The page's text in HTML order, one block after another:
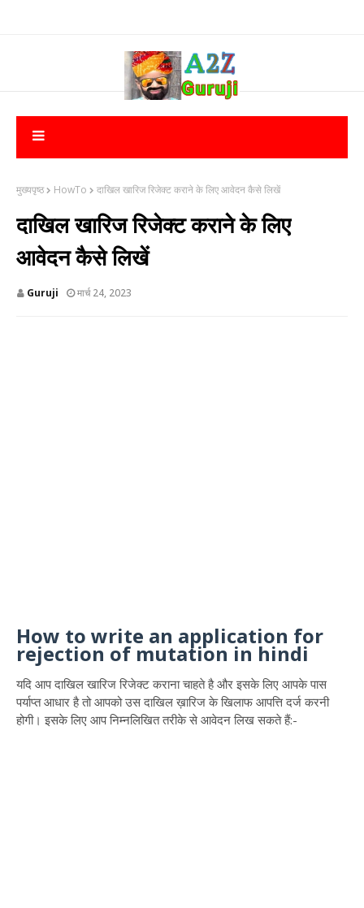
मुख्यपृष्ठ HowTo दाखिल खारिज रिजेक्ट कराने के लिए आवेदन कैसे लिखें
दाखिल खारिज रिजेक्ट कराने के लिए
आवेदन कैसे लिखें
Guruji मार्च 24, 2023
How to write an application for
rejection of mutation in hindi
यदि आप दाखिल खारिज रिजेक्ट कराना चाहते है और इसके लिए आपके पास
पर्याप्त आधार है तो आपको उस दाखिल ख़ारिज के खिलाफ आपत्ति दर्ज करनी
होगी। इसके लिए आप निम्नलिखित तरीके से आवेदन लिख सकते हैं:-